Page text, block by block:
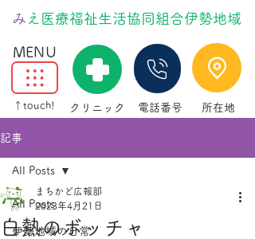
MENU
​ みえ医療福祉生活協同組合伊勢地域
↑touch! クリニック 電話番号 所在地
記事
All Posts
伊勢地域の日常
All Posts
白熱のボッチャ
まちかど広報部
2023年4月21日